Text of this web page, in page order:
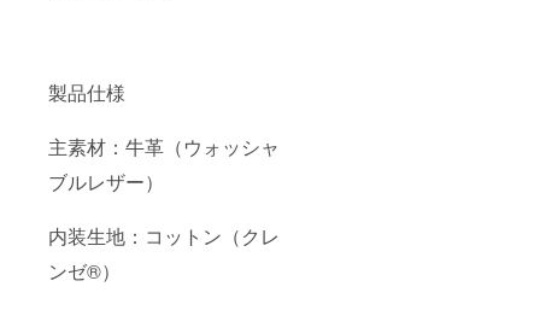
製品仕様
主素材：牛革（ウォッシャ
ブルレザー）
内装生地：コットン（クレ
ンゼ®）